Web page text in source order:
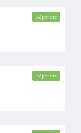
Répondre
Répondre